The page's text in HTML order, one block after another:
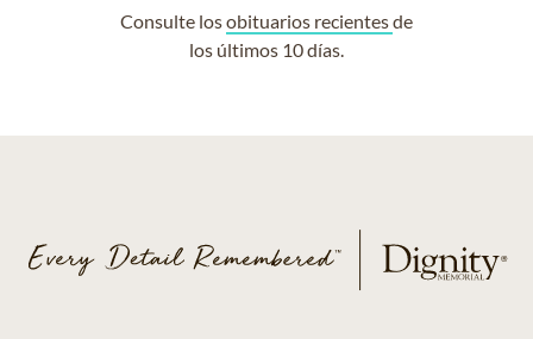
Consulte losobituarios recientesde
los últimos 10 días.